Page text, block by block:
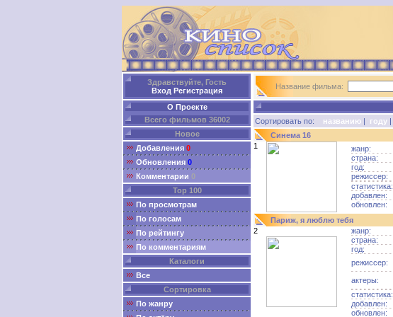
Здравствуйте, Гость
Вход Регистрация
О Проекте
Всего фильмов 36002
Новое
Добавления 0
Обновления 0
Комментарии 0
Top 100
По просмотрам
По голосам
По рейтингу
По комментариям
Каталоги
Все
Сортировка
По жанру
Название фильма:
Сортировать по: названию | году |
Синема 16
1
жанр:
страна:
год:
режиссер:
статистика:
добавлен:
обновлен:
Париж, я люблю тебя
2
жанр:
страна:
год:
режиссер:
актеры:
статистика:
добавлен:
обновлен: